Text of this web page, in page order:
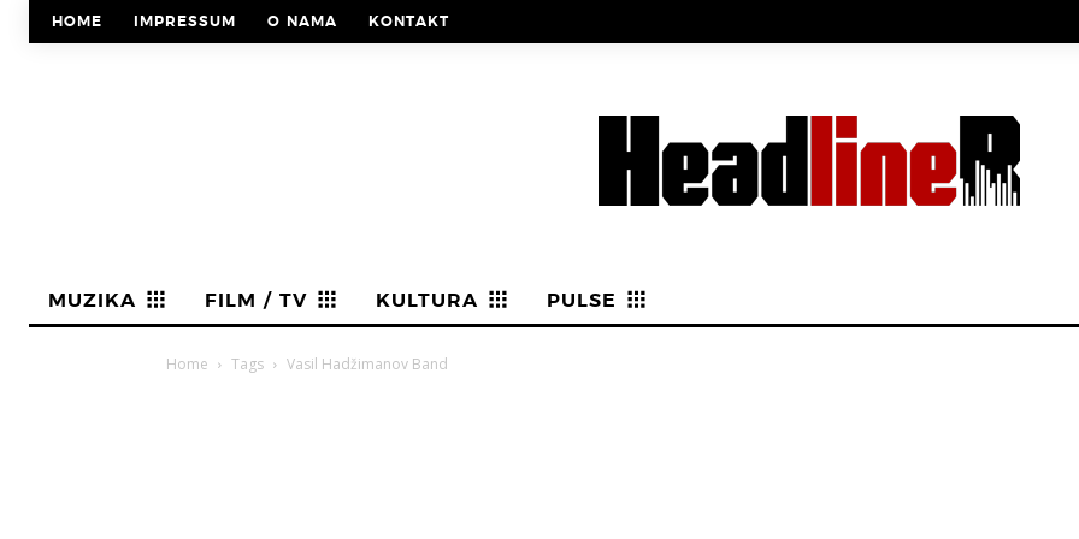
HOME IMPRESSUM O NAMA KONTAKT
MUZIKA FILM / TV KULTURA PULSE
Home Tags Vasil Hadžimanov Band